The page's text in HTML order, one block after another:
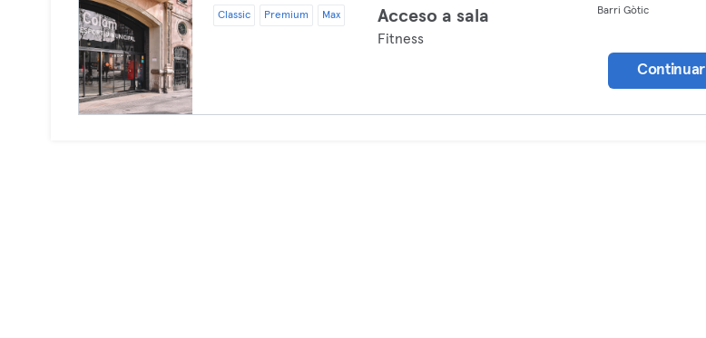
Classic Premium Max Acceso a sala
Fitness
Barri Gòtic
Continuar